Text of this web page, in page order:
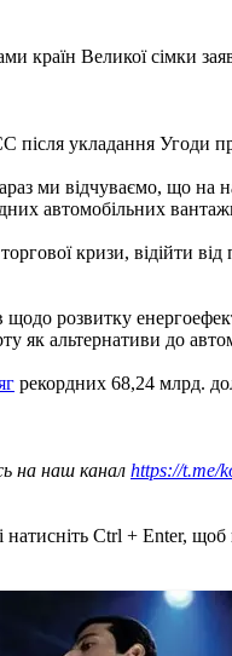
країн Великої сімки
після укладання Угоди
ми відчуваємо, що на
автомобільних
кризи, відійти
розвитку
як альтернативи до
рекордних 68,24 млрд.
на наш канал https://t.me/
Ctrl + Enter,